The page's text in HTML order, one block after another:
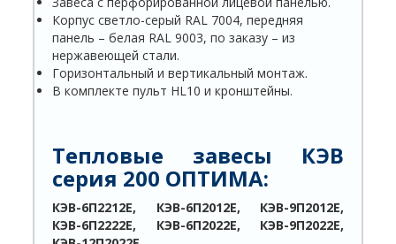
Корпус светло-серый RAL 7004, передняя
панель – белая RAL 9003, по заказу – из
нержавеющей стали.
Горизонтальный и вертикальный монтаж.
В комплекте пульт HL10 и кронштейны.
Тепловые завесы КЭВ
серия 200 ОПТИМА:
КЭВ-6П2212Е, КЭВ-6П2012Е, КЭВ-9П2012Е,
КЭВ-6П2222Е, КЭВ-6П2022Е, КЭВ-9П2022Е,